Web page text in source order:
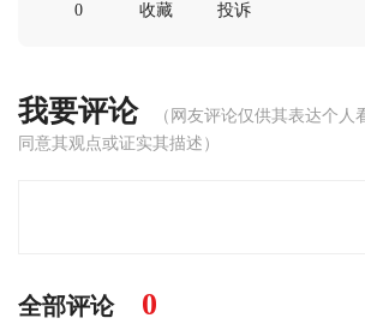
0 收藏 投诉
我要评论
（网友评论仅供其表达个
同意其观点或证实其描述）
全部评论 0